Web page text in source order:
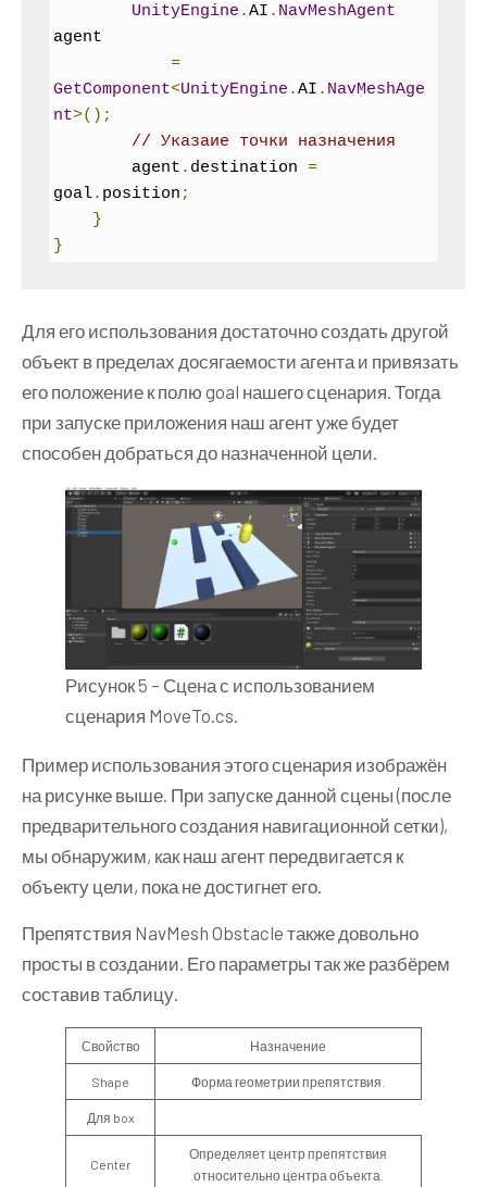
UnityEngine .AI . NavMeshAgent
agent
=
GetComponent<UnityEngine .AI . NavMeshAge
nt>();
// Указаие точки назначения
        agent
. destination =
goal. position ;
}
}
Для его использования достаточно создать другой
объект в пределах досягаемости агента и привязать
его положение к полю goal нашего сценария. Тогда
при запуске приложения наш агент уже будет
способен добраться до назначенной цели.
Рисунок 5 – Сцена с использованием
сценария MoveTo.cs.
Пример использования этого сценария изображён
на рисунке выше. При запуске данной сцены (после
предварительного создания навигационной сетки),
мы обнаружим, как наш агент передвигается к
объекту цели, пока не достигнет его.
Препятствия NavMesh Obstacle также довольно
просты в создании. Его параметры так же разбёрем
составив таблицу.
Свойство Назначение
Shape Форма геометрии препятствия.
Для box
Center
Определяет центр препятствия
относительно центра объекта.